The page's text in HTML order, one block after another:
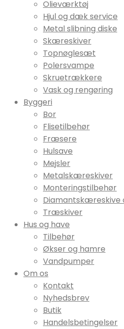
Olieværktøj
Hjul og dæk service
Metal slibning diske
Skæreskiver
Topnøglesæt
Polersvampe
Skruetrækkere
Vask og rengøring
Byggeri
Bor
Flisetilbehør
Fræsere
Hulsave
Mejsler
Metalskæreskiver
Monteringstilbehør
Diamantskæreskive
Træskiver
Hus og have
Tilbehør
Økser og hamre
Vandpumper
Om os
Kontakt
Nyhedsbrev
Butik
Handelsbetingelser